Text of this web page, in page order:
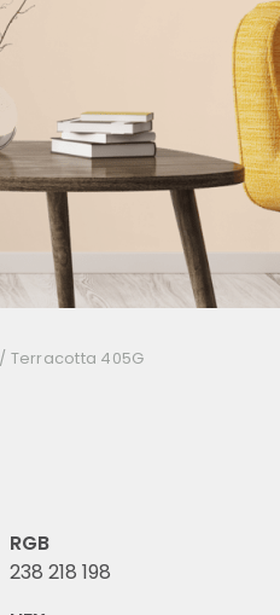
/ Terracotta 405G
RGB
238 218 198